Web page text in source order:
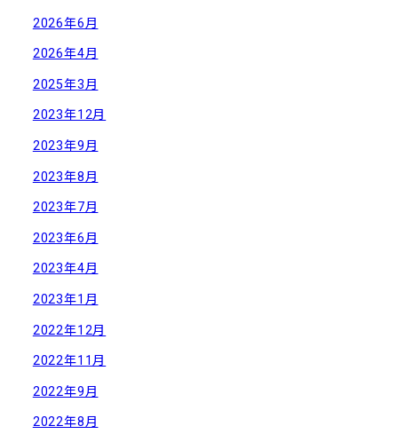
2026年6月
2026年4月
2025年3月
2023年12月
2023年9月
2023年8月
2023年7月
2023年6月
2023年4月
2023年1月
2022年12月
2022年11月
2022年9月
2022年8月